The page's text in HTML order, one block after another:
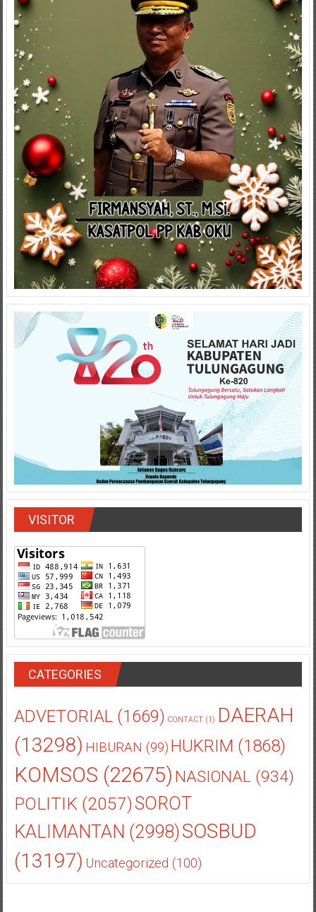
VISITOR
CATEGORIES
ADVETORIAL(1669) CONTACT(1) DAERAH
(13298) HIBURAN (99) HUKRIM (1868)
KOMSOS (22675) NASIONAL(934)
POLITIK(2057)SOROT
KALIMANTAN (2998)SOSBUD
(13197) Uncategorized (100)